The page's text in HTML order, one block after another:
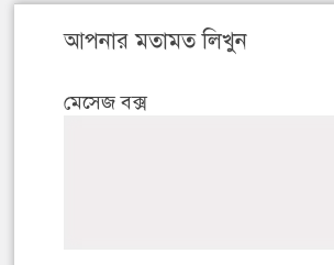
আপনার মতামত লিখুন
মেসেজ বক্স